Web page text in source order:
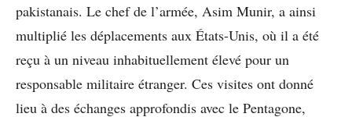
pakistanais. Le chef de l’armée, Asim Munir, a ainsi
multiplié les déplacements aux États-Unis, où il a été
reçu à un niveau inhabituellement élevé pour un
responsable militaire étranger. Ces visites ont donné
lieu à des échanges approfondis avec le Pentagone,